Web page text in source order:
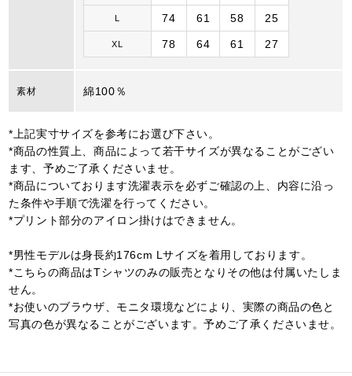
L 74 61 58 25
XL 78 64 61 27
素材 綿100％
*上記実寸サイズを参考にお選び下さい。
*商品の性質上、商品によって若干サイズが異なることがござい
ます、予めご了承くださいませ。
*商品についております洗濯表示を必ずご確認の上、内容に沿っ
た条件や手順で洗濯を行ってください。
*プリント部分のアイロン掛けはできません。
*男性モデルは身長約176cm Lサイズを着用しております。
*こちらの商品はTシャツのみの販売となりその他は付属いたしま
せん。
*お使いのブラウザ、モニタ環境などにより、実際の商品の色と
写真の色が異なることがございます。予めご了承くださいませ。